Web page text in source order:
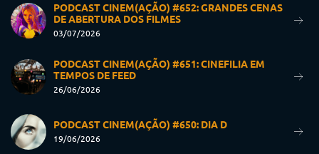
PODCAST CINEM(AÇÃO) #652: GRANDES CENAS
DE ABERTURA DOS FILMES
03/07/2026
PODCAST CINEM(AÇÃO) #651: CINEFILIA EM
TEMPOS DE FEED
26/06/2026
PODCAST CINEM(AÇÃO) #650: DIA D
19/06/2026